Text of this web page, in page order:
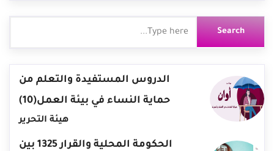
الدروس المستفيدة والتعلم من
حماية النساء في بيئة العمل(10)
هيئة التحرير
الحكومة المحلية والقرار 1325 بين